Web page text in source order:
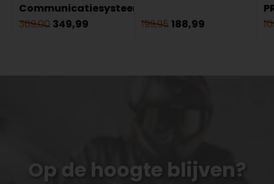
Communicatiesysteem
369,00 349,99 199,95 188,99
Op de hoogte blijven?